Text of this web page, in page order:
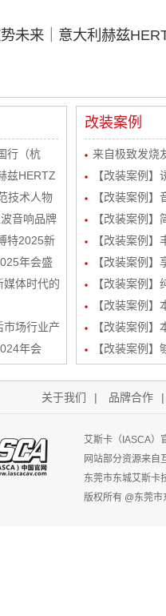
未来｜意大利赫兹
行（杭
兹HERTZ
举行
技术人物
音响品牌
特2025新
年会盛
媒体时代的
市场行业产
谢福秋
年会
改装案例
来自极致发烧
波站终极音
【改装案例
自达8升级
【改装案例
级丹拿232
【改装案例
品曼斯特
【改装案例
路DSP处理器
【改装案例
三分频
【改装案例
装
【改装案例
频/6路DSP处
【改装案例
路DSP处理器
【改装案例
关于我们 | 品牌合作
艾斯卡（IASCA）
网站部分资源来自
东莞市东城艾斯卡
版权所有 @东莞